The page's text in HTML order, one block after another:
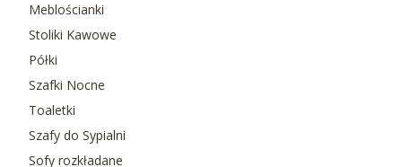
Meblościanki
Stoliki Kawowe
Półki
Szafki Nocne
Toaletki
Szafy do Sypialni
Sofy rozkładane